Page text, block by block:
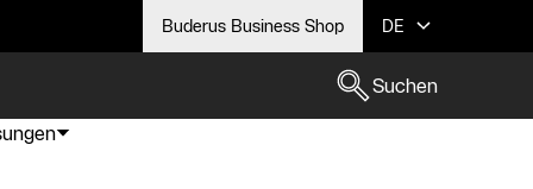
Buderus Business Shop DE
Suchen